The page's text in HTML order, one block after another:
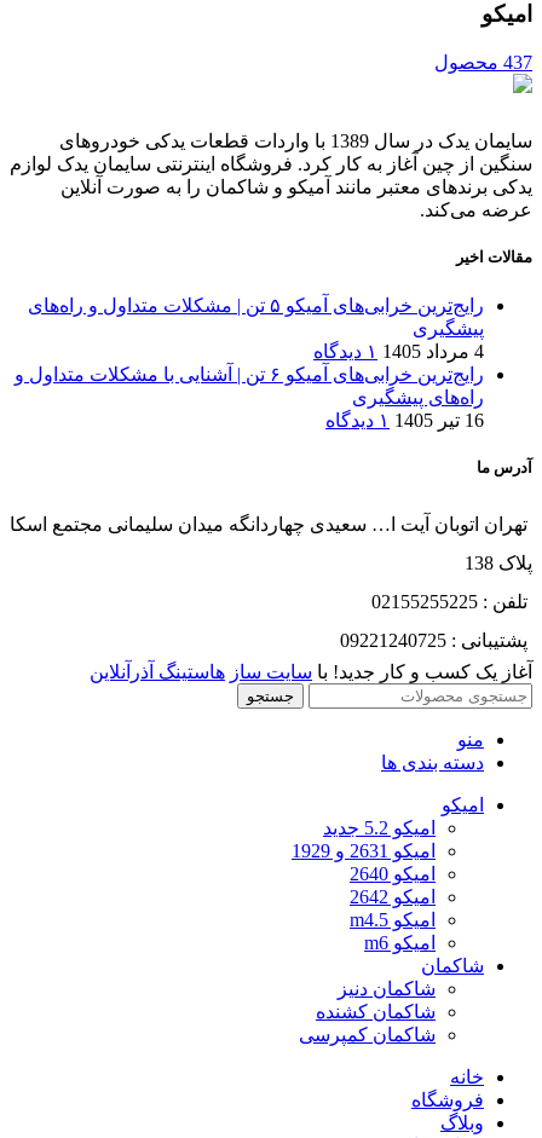
امیکو
437 محصول
سایمان یدک در سال 1389 با واردات قطعات یدکی خودروهای
سنگین از چین آغاز به کار کرد. فروشگاه اینترنتی سایمان یدک لوازم
یدکی برندهای معتبر مانند آمیکو و شاکمان را به صورت آنلاین
عرضه می‌کند.
مقالات اخیر
رایج‌ترین خرابی‌های آمیکو ۵ تن | مشکلات متداول و راه‌های
پیشگیری
4 مرداد 1405
۱ دیدگاه
رایج‌ترین خرابی‌های آمیکو ۶ تن | آشنایی با مشکلات متداول و
راه‌های پیشگیری
16 تیر 1405
۱ دیدگاه
آدرس ما
تهران اتوبان آیت ا… سعیدی چهاردانگه میدان سلیمانی مجتمع اسکا
پلاک 138
تلفن : 02155255225
پشتیبانی : 09221240725
آغاز یک کسب و کار جدید! با سایت ساز هاستینگ آذرآنلاین
جستجو
منو
دسته بندی ها
امیکو
امیکو 5.2 جدید
امیکو 2631 و 1929
امیکو 2640
امیکو 2642
امیکو m4.5
امیکو m6
شاکمان
شاکمان دنیز
شاکمان کشنده
شاکمان کمپرسی
خانه
فروشگاه
وبلاگ